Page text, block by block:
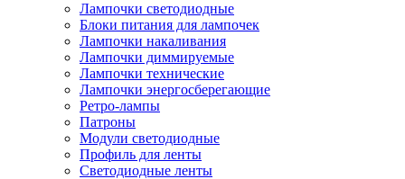
Лампочки светодиодные
Блоки питания для лампочек
Лампочки накаливания
Лампочки диммируемые
Лампочки технические
Лампочки энергосберегающие
Ретро-лампы
Патроны
Модули светодиодные
Профиль для ленты
Светодиодные ленты